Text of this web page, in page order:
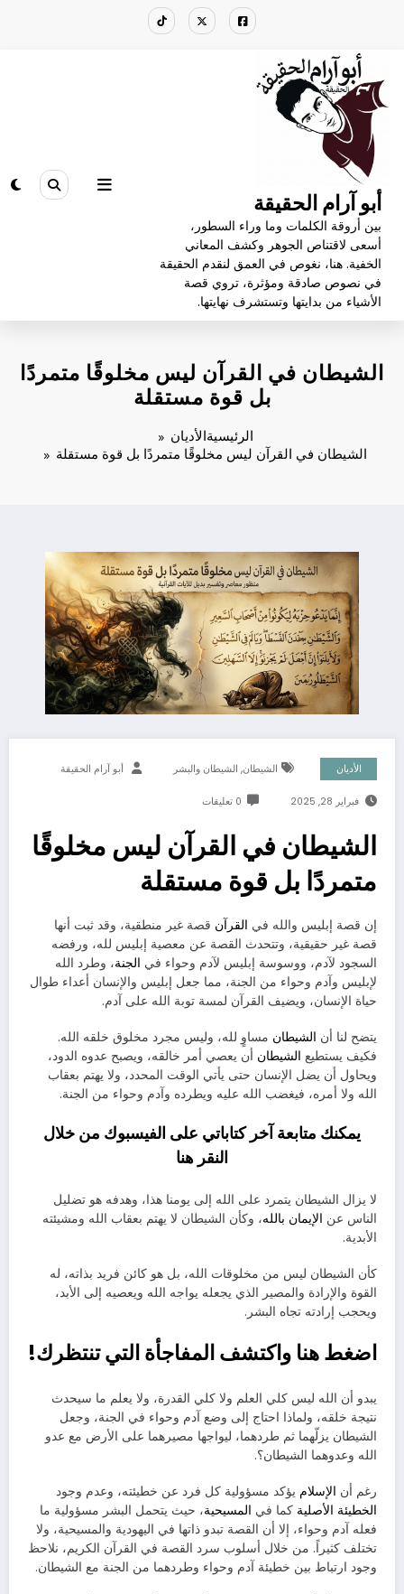
أبو آرام الحقيقة
بين أروقة الكلمات وما وراء السطور،
أسعى لاقتناص الجوهر وكشف المعاني
الخفية. هنا، نغوص في العمق لنقدم الحقيقة
في نصوص صادقة ومؤثرة، تروي قصة
الأشياء من بدايتها وتستشرف نهايتها.
الشيطان في القرآن ليس مخلوقًا متمردًا
بل قوة مستقلة
الرئيسيةالأديان
الشيطان في القرآن ليس مخلوقًا متمردًا بل قوة مستقلة
الأديان الشيطان, الشيطان والبشر أبو آرام الحقيقة
فبراير 28, 2025 0 تعليقات
الشيطان في القرآن ليس مخلوقًا
متمردًا بل قوة مستقلة
إن قصة إبليس والله في القرآن قصة غير منطقية، وقد ثبت أنها
قصة غير حقيقية، وتتحدث القصة عن معصية إبليس لله، ورفضه
السجود لآدم، ووسوسة إبليس لآدم وحواء في الجنة، وطرد الله
لإبليس وآدم وحواء من الجنة، مما جعل إبليس والإنسان أعداء طوال
حياة الإنسان، ويضيف القرآن لمسة توبة الله على آدم.
يتضح لنا أن الشيطان مساوٍ لله، وليس مجرد مخلوق خلقه الله.
فكيف يستطيع الشيطان أن يعصي أمر خالقه، ويصبح عدوه الدود،
ويحاول أن يضل الإنسان حتى يأتي الوقت المحدد، ولا يهتم بعقاب
الله ولا أمره، فيغضب الله عليه ويطرده وآدم وحواء من الجنة.
يمكنك متابعة آخر كتاباتي على الفيسبوك من خلال
النقر هنا
لا يزال الشيطان يتمرد على الله إلى يومنا هذا، وهدفه هو تضليل
الناس عن الإيمان بالله، وكأن الشيطان لا يهتم بعقاب الله ومشيئته
الأبدية.
كأن الشيطان ليس من مخلوقات الله، بل هو كائن فريد بذاته، له
القوة والإرادة والمصير الذي يجعله يواجه الله ويعصيه إلى الأبد،
ويحجب إرادته تجاه البشر.
اضغط هنا واكتشف المفاجأة التي تنتظرك!
يبدو أن الله ليس كلي العلم ولا كلي القدرة، ولا يعلم ما سيحدث
نتيجة خلقه، ولماذا احتاج إلى وضع آدم وحواء في الجنة، وجعل
الشيطان يزلّهما ثم طردهما، ليواجها مصيرهما على الأرض مع عدو
الله وعدوهما الشيطان؟.
رغم أن الإسلام يؤكد مسؤولية كل فرد عن خطيئته، وعدم وجود
الخطيئة الأصلية كما في المسيحية، حيث يتحمل البشر مسؤولية ما
فعله آدم وحواء، إلا أن القصة تبدو ذاتها في اليهودية والمسيحية، ولا
تختلف كثيراً. من خلال أسلوب سرد القصة في القرآن الكريم، نلاحظ
وجود ارتباط بين خطيئة آدم وحواء وطردهما من الجنة مع الشيطان.